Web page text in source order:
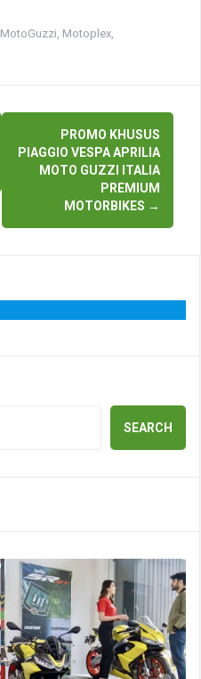
MotoGuzzi Motoplex
PROMO KHUSUS
PIAGGIO VESPA APRILIA
MOTO GUZZI ITALIA
PREMIUM
MOTORBIKES →
SEARCH